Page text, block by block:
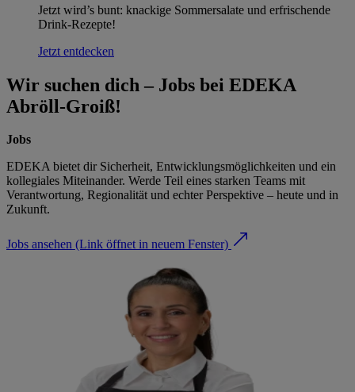
Jetzt wird’s bunt: knackige Sommersalate und erfrischende
Drink-Rezepte!
Jetzt entdecken
Wir suchen dich – Jobs bei EDEKA
Abröll-Groiß!
Jobs
EDEKA bietet dir Sicherheit, Entwicklungsmöglichkeiten und ein
kollegiales Miteinander. Werde Teil eines starken Teams mit
Verantwortung, Regionalität und echter Perspektive – heute und in
Zukunft.
Jobs ansehen (Link öffnet in neuem Fenster)